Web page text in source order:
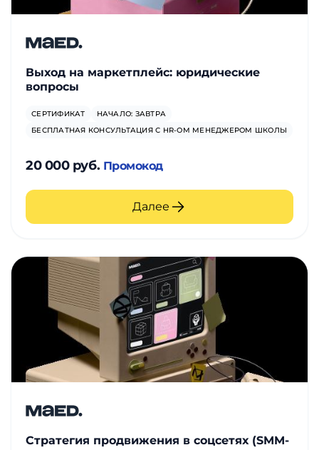
Выход на маркетплейс: юридические
вопросы
СЕРТИФИКАТ
НАЧАЛО: ЗАВТРА
БЕСПЛАТНАЯ КОНСУЛЬТАЦИЯ С HR-ОМ МЕНЕДЖЕРОМ ШКОЛЫ
20 000 руб. Промокод
Далее
Стратегия продвижения в соцсетях (SMM-